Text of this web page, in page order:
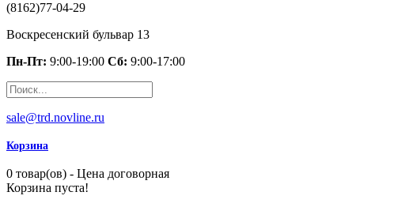
(8162)77-04-29
Воскресенский бульвар 13
Пн-Пт: 9:00-19:00 Сб: 9:00-17:00
sale@trd.novline.ru
Корзина
0 товар(ов) - Цена договорная
Корзина пуста!